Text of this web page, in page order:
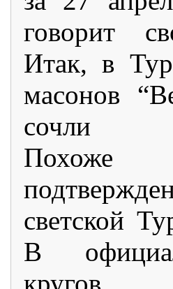
говорит
Итак, в
масонов
сочли
Похоже
светской
В